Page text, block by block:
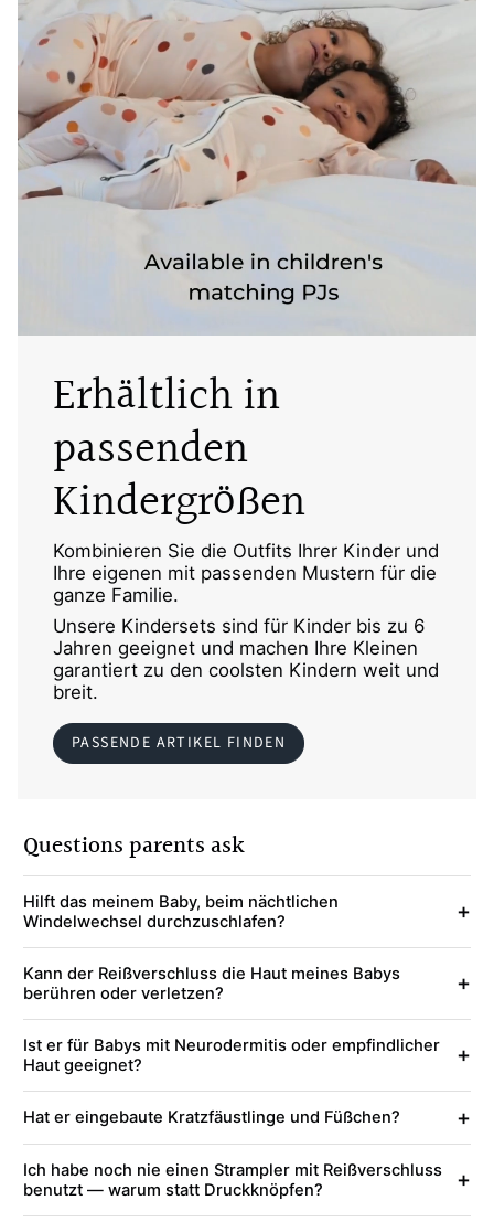
Erhältlich in
passenden
Kindergrößen
Kombinieren Sie die Outfits Ihrer Kinder und
Ihre eigenen mit passenden Mustern für die
ganze Familie.
Unsere Kindersets sind für Kinder bis zu 6
Jahren geeignet und machen Ihre Kleinen
garantiert zu den coolsten Kindern weit und
breit.
PASSENDE ARTIKEL FINDEN
Questions parents ask
Hilft das meinem Baby, beim nächtlichen
Windelwechsel durchzuschlafen?
+
Kann der Reißverschluss die Haut meines Babys
berühren oder verletzen?
+
Ist er für Babys mit Neurodermitis oder empfindlicher
Haut geeignet?
+
Hat er eingebaute Kratzfäustlinge und Füßchen? +
Ich habe noch nie einen Strampler mit Reißverschluss
benutzt — warum statt Druckknöpfen?
+